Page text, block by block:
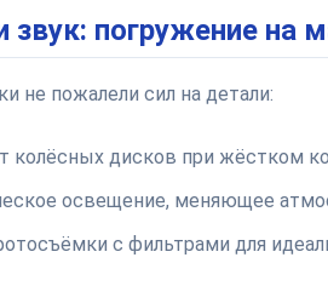
звук: погружение на
не пожалели сил на детали:
колёсных дисков при жёстком
освещение, меняющее
с фильтрами для